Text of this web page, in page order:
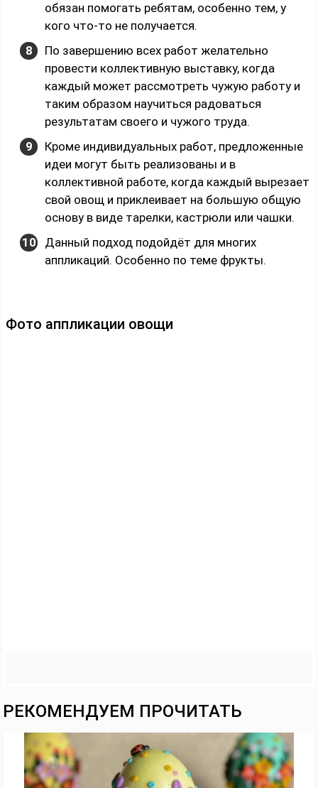
обязан помогать ребятам, особенно тем, у
кого что-то не получается.
По завершению всех работ желательно
провести коллективную выставку, когда
каждый может рассмотреть чужую работу и
таким образом научиться радоваться
результатам своего и чужого труда.
Кроме индивидуальных работ, предложенные
идеи могут быть реализованы и в
коллективной работе, когда каждый вырезает
свой овощ и приклеивает на большую общую
основу в виде тарелки, кастрюли или чашки.
Данный подход подойдёт для многих
аппликаций. Особенно по теме фрукты.
Фото аппликации овощи
РЕКОМЕНДУЕМ ПРОЧИТАТЬ